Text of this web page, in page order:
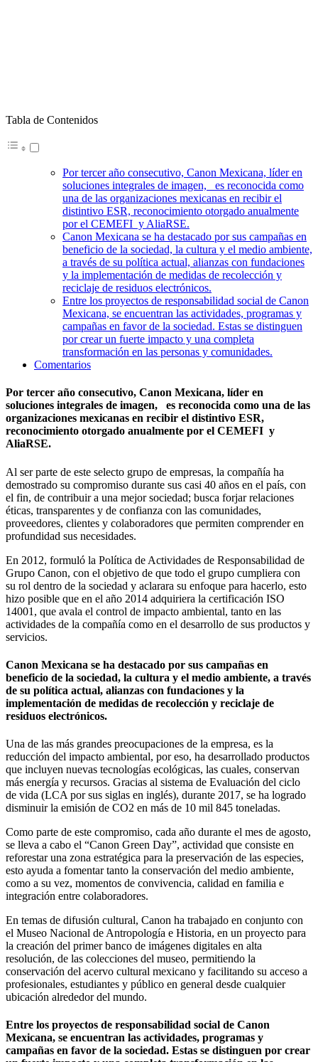
Tabla de Contenidos
Por tercer año consecutivo, Canon Mexicana, líder en
soluciones integrales de imagen, es reconocida como
una de las organizaciones mexicanas en recibir el
distintivo ESR, reconocimiento otorgado anualmente
por el CEMEFI y AliaRSE.
Canon Mexicana se ha destacado por sus campañas en
beneficio de la sociedad, la cultura y el medio ambiente,
a través de su política actual, alianzas con fundaciones
y la implementación de medidas de recolección y
reciclaje de residuos electrónicos.
Entre los proyectos de responsabilidad social de Canon
Mexicana, se encuentran las actividades, programas y
campañas en favor de la sociedad. Estas se distinguen
por crear un fuerte impacto y una completa
transformación en las personas y comunidades.
Comentarios
Por tercer año consecutivo, Canon Mexicana, líder en
soluciones integrales de imagen, es reconocida como una de las
organizaciones mexicanas en recibir el distintivo ESR,
reconocimiento otorgado anualmente por el CEMEFI y
AliaRSE.
Al ser parte de este selecto grupo de empresas, la compañía ha
demostrado su compromiso durante sus casi 40 años en el país, con
el fin, de contribuir a una mejor sociedad; busca forjar relaciones
éticas, transparentes y de confianza con las comunidades,
proveedores, clientes y colaboradores que permiten comprender en
profundidad sus necesidades.
En 2012, formuló la Política de Actividades de Responsabilidad de
Grupo Canon, con el objetivo de que todo el grupo cumpliera con
su rol dentro de la sociedad y aclarara su enfoque para hacerlo, esto
hizo posible que en el año 2014 adquiriera la certificación ISO
14001, que avala el control de impacto ambiental, tanto en las
actividades de la compañía como en el desarrollo de sus productos y
servicios.
Canon Mexicana se ha destacado por sus campañas en
beneficio de la sociedad, la cultura y el medio ambiente, a través
de su política actual, alianzas con fundaciones y la
implementación de medidas de recolección y reciclaje de
residuos electrónicos.
Una de las más grandes preocupaciones de la empresa, es la
reducción del impacto ambiental, por eso, ha desarrollado productos
que incluyen nuevas tecnologías ecológicas, las cuales, conservan
más energía y recursos. Gracias al sistema de Evaluación del ciclo
de vida (LCA por sus siglas en inglés), durante 2017, se ha logrado
disminuir la emisión de CO2 en más de 10 mil 845 toneladas.
Como parte de este compromiso, cada año durante el mes de agosto,
se lleva a cabo el “Canon Green Day”, actividad que consiste en
reforestar una zona estratégica para la preservación de las especies,
esto ayuda a fomentar tanto la conservación del medio ambiente,
como a su vez, momentos de convivencia, calidad en familia e
integración entre colaboradores.
En temas de difusión cultural, Canon ha trabajado en conjunto con
el Museo Nacional de Antropología e Historia, en un proyecto para
la creación del primer banco de imágenes digitales en alta
resolución, de las colecciones del museo, permitiendo la
conservación del acervo cultural mexicano y facilitando su acceso a
profesionales, estudiantes y público en general desde cualquier
ubicación alrededor del mundo.
Entre los proyectos de responsabilidad social de Canon
Mexicana, se encuentran las actividades, programas y
campañas en favor de la sociedad. Estas se distinguen por crear